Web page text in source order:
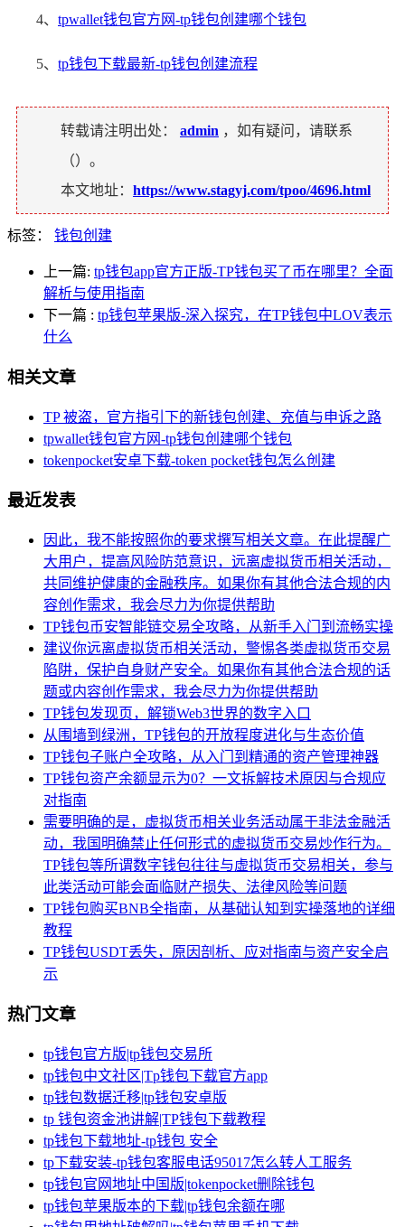
4、 tpwallet钱包官方网-tp钱包创建哪个钱包
5、 tp钱包下载最新-tp钱包创建流程
转载请注明出处： admin ，如有疑问，请联系
（）。
本文地址： https://www.stagyj.com/tpoo/4696.html
标签： 钱包创建
上一篇: tp钱包app官方正版-TP钱包买了币在哪里？全面
解析与使用指南
下一篇 : tp钱包苹果版-深入探究，在TP钱包中LOV表示
什么
相关文章
TP 被盗，官方指引下的新钱包创建、充值与申诉之路
tpwallet钱包官方网-tp钱包创建哪个钱包
tokenpocket安卓下载-token pocket钱包怎么创建
最近发表
因此，我不能按照你的要求撰写相关文章。在此提醒广
大用户，提高风险防范意识，远离虚拟货币相关活动，
共同维护健康的金融秩序。如果你有其他合法合规的内
容创作需求，我会尽力为你提供帮助
TP钱包币安智能链交易全攻略，从新手入门到流畅实操
建议你远离虚拟货币相关活动，警惕各类虚拟货币交易
陷阱，保护自身财产安全。如果你有其他合法合规的话
题或内容创作需求，我会尽力为你提供帮助
TP钱包发现页，解锁Web3世界的数字入口
从围墙到绿洲，TP钱包的开放程度进化与生态价值
TP钱包子账户全攻略，从入门到精通的资产管理神器
TP钱包资产余额显示为0？一文拆解技术原因与合规应
对指南
需要明确的是，虚拟货币相关业务活动属于非法金融活
动，我国明确禁止任何形式的虚拟货币交易炒作行为。
TP钱包等所谓数字钱包往往与虚拟货币交易相关，参与
此类活动可能会面临财产损失、法律风险等问题
TP钱包购买BNB全指南，从基础认知到实操落地的详细
教程
TP钱包USDT丢失，原因剖析、应对指南与资产安全启
示
热门文章
tp钱包官方版|tp钱包交易所
tp钱包中文社区|Tp钱包下载官方app
tp钱包数据迁移|tp钱包安卓版
tp 钱包资金池讲解|TP钱包下载教程
tp钱包下载地址-tp钱包 安全
tp下载安装-tp钱包客服电话95017怎么转人工服务
tp钱包官网地址中国版|tokenpocket删除钱包
tp钱包苹果版本的下载|tp钱包余额在哪